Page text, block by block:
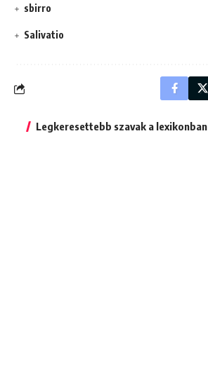
sbirro
Salivatio
Legkeresettebb szavak a lexikonban